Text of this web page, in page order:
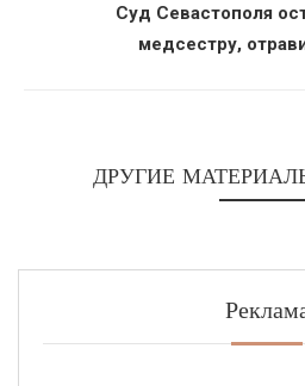
Суд Севастополя
медсестру,
ДРУГИЕ